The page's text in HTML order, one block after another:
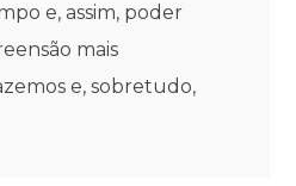
e, assim, poder
mais
e, sobretudo,